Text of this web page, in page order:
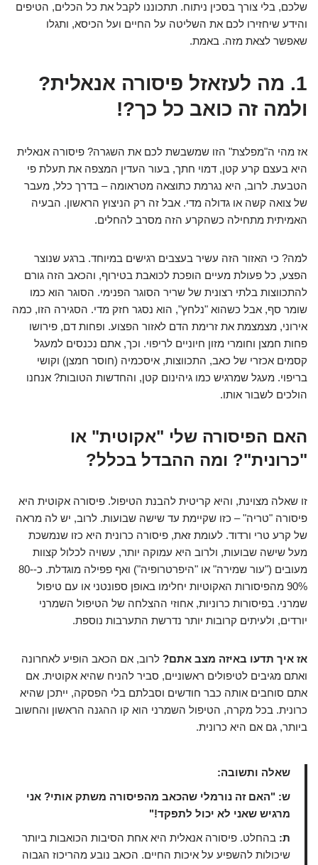
שלכם, בלי צורך בסכין ניתוח. תתכוננו לקבל את כל הכלים, הטיפים
והידע שיחזירו לכם את השליטה על החיים ועל הכיסא, ותגלו
שאפשר לצאת מזה. באמת.
1. מה לעזאזל פיסורה אנאלית?
ולמה זה כואב כל כך?!
אז מהי ה"מפלצת" הזו שמשבשת לכם את השגרה? פיסורה אנאלית
היא בעצם קרע קטן, דמוי חתך, בעור העדין המצפה את תעלת פי
הטבעת. לרוב, היא נגרמת כתוצאה מטראומה – בדרך כלל, מעבר
של צואה קשה או גדולה מדי. אבל זה רק הניצוץ הראשון. הבעיה
האמיתית מתחילה כשהקרע הזה מסרב להחלים.
למה? כי האזור הזה עשיר בעצבים רגישים במיוחד. ברגע שנוצר
הפצע, כל פעולת מעיים הופכת לכואבת בטירוף, והכאב הזה גורם
להתכווצות בלתי רצונית של שריר הסוגר הפנימי. הסוגר הוא כמו
שומר סף, אבל כשהוא "נלחץ", הוא נסגר חזק מדי. הסגירה הזו, כמה
אירוני, מצמצמת את זרימת הדם לאזור הפצוע. ופחות דם, פירושו
פחות חמצן וחומרי מזון חיוניים לריפוי. וכך, אתם נכנסים למעגל
קסמים אכזרי של כאב, התכווצות, איסכמיה (חוסר חמצן) וקושי
בריפוי. מעגל שמרגיש כמו גיהינום קטן, והחדשות הטובות? אנחנו
הולכים לשבור אותו.
האם הפיסורה שלי "אקוטית" או
"כרונית"? ומה ההבדל בכלל?
זו שאלה מצוינת, והיא קריטית להבנת הטיפול. פיסורה אקוטית היא
פיסורה "טריה" – כזו שקיימת עד שישה שבועות. לרוב, יש לה מראה
של קרע טרי ורדוד. לעומת זאת, פיסורה כרונית היא כזו שנמשכת
מעל שישה שבועות, ולרוב היא עמוקה יותר, עשויה לכלול קצוות
מעובים ("עור שמירה" או "היפרטרופיה") ואף פפילה מוגדלת. כ-80-
90% מהפיסורות האקוטיות יחלימו באופן ספונטני או עם טיפול
שמרני. בפיסורות כרוניות, אחוזי ההצלחה של הטיפול השמרני
יורדים, ולעיתים קרובות יותר נדרשת התערבות נוספת.
אז איך תדעו באיזה מצב אתם? לרוב, אם הכאב הופיע לאחרונה
ואתם מגיבים לטיפולים ראשוניים, סביר להניח שהיא אקוטית. אם
אתם סוחבים אותה כבר חודשים וסבלתם בלי הפסקה, ייתכן שהיא
כרונית. בכל מקרה, הטיפול השמרני הוא קו ההגנה הראשון והחשוב
ביותר, גם אם היא כרונית.
שאלה ותשובה:
ש: "האם זה נורמלי שהכאב מהפיסורה משתק אותי? אני
מרגיש שאני לא יכול לתפקד!"
ת: בהחלט. פיסורה אנאלית היא אחת הסיבות הכואבות ביותר
שיכולות להשפיע על איכות החיים. הכאב נובע מהריכוז הגבוה